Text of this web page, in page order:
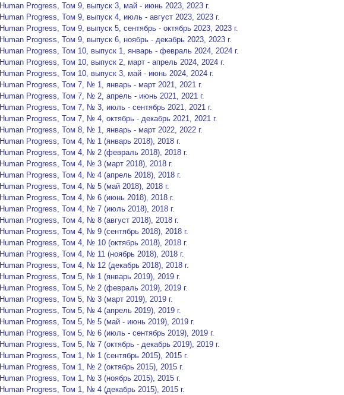
Human Progress, Том 9, выпуск 3, май - июнь 2023, 2023 г.
Human Progress, Том 9, выпуск 4, июль - август 2023, 2023 г.
Human Progress, Том 9, выпуск 5, сентябрь - октябрь 2023, 2023 г.
Human Progress, Том 9, выпуск 6, ноябрь - декабрь 2023, 2023 г.
Human Progress, Том 10, выпуск 1, январь - февраль 2024, 2024 г.
Human Progress, Том 10, выпуск 2, март - апрель 2024, 2024 г.
Human Progress, Том 10, выпуск 3, май - июнь 2024, 2024 г.
Human Progress, Том 7, № 1, январь - март 2021, 2021 г.
Human Progress, Том 7, № 2, апрель - июнь 2021, 2021 г.
Human Progress, Том 7, № 3, июль - сентябрь 2021, 2021 г.
Human Progress, Том 7, № 4, октябрь - декабрь 2021, 2021 г.
Human Progress, Том 8, № 1, январь - март 2022, 2022 г.
Human Progress, Том 4, № 1 (январь 2018), 2018 г.
Human Progress, Том 4, № 2 (февраль 2018), 2018 г.
Human Progress, Том 4, № 3 (март 2018), 2018 г.
Human Progress, Том 4, № 4 (апрель 2018), 2018 г.
Human Progress, Том 4, № 5 (май 2018), 2018 г.
Human Progress, Том 4, № 6 (июнь 2018), 2018 г.
Human Progress, Том 4, № 7 (июль 2018), 2018 г.
Human Progress, Том 4, № 8 (август 2018), 2018 г.
Human Progress, Том 4, № 9 (сентябрь 2018), 2018 г.
Human Progress, Том 4, № 10 (октябрь 2018), 2018 г.
Human Progress, Том 4, № 11 (ноябрь 2018), 2018 г.
Human Progress, Том 4, № 12 (декабрь 2018), 2018 г.
Human Progress, Том 5, № 1 (январь 2019), 2019 г.
Human Progress, Том 5, № 2 (февраль 2019), 2019 г.
Human Progress, Том 5, № 3 (март 2019), 2019 г.
Human Progress, Том 5, № 4 (апрель 2019), 2019 г.
Human Progress, Том 5, № 5 (май - июнь 2019), 2019 г.
Human Progress, Том 5, № 6 (июль - сентябрь 2019), 2019 г.
Human Progress, Том 5, № 7 (октябрь - декабрь 2019), 2019 г.
Human Progress, Том 1, № 1 (сентябрь 2015), 2015 г.
Human Progress, Том 1, № 2 (октябрь 2015), 2015 г.
Human Progress, Том 1, № 3 (ноябрь 2015), 2015 г.
Human Progress, Том 1, № 4 (декабрь 2015), 2015 г.